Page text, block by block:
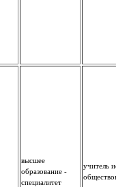
высшее
образование -
специалитет
учитель